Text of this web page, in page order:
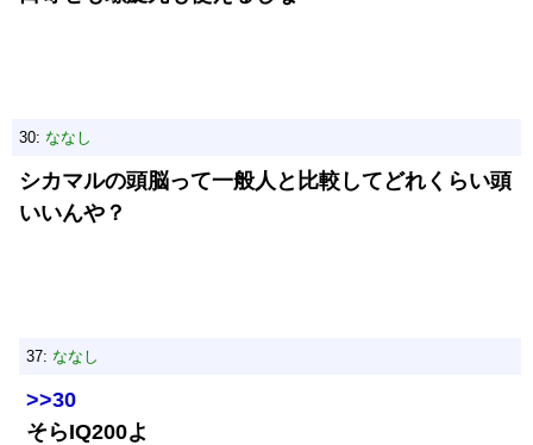
30: ななし
シカマルの頭脳って一般人と比較してどれくらい頭
いいんや？
37: ななし
>>30
そらIQ200よ